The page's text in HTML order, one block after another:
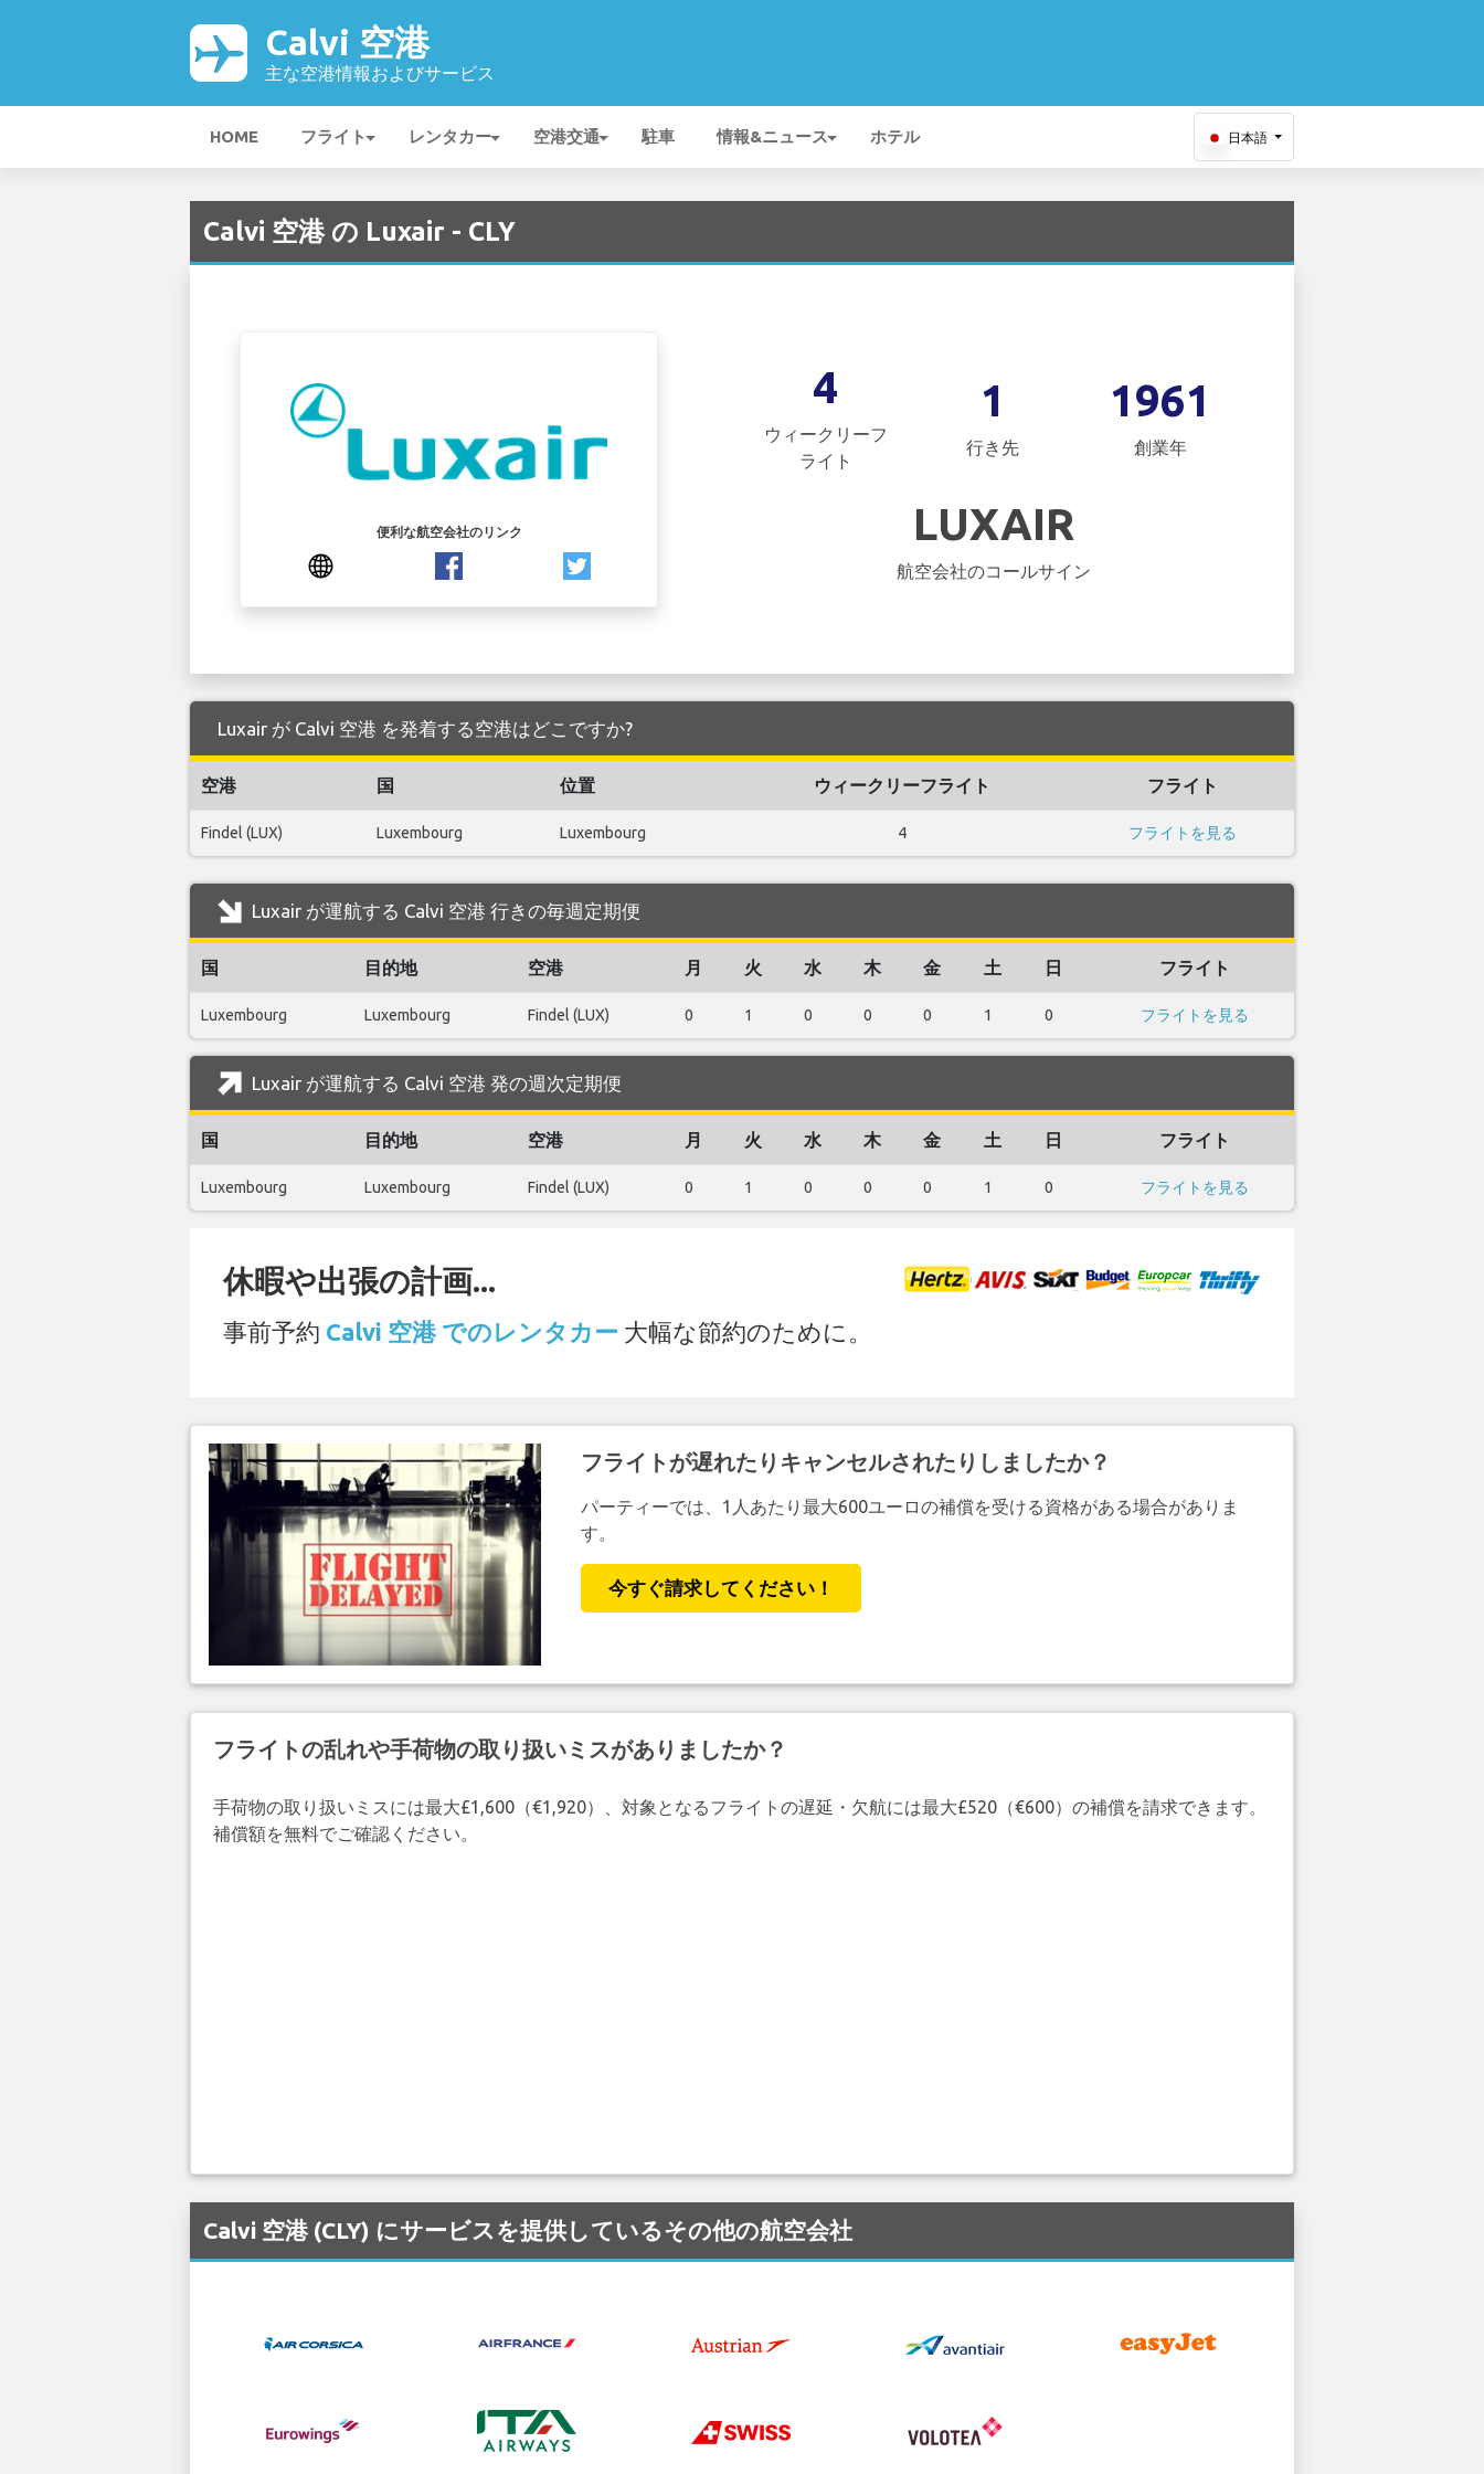
Calvi 空港
主な空港情報およびサービス
HOME フライト レンタカー 空港交通 駐車 情報&ニュース ホテル 日本語
Calvi 空港 の Luxair - CLY
便利な航空会社のリンク
4
ウィークリーフ
ライト
1
行き先
1961
創業年
LUXAIR
航空会社のコールサイン
Luxair が Calvi 空港 を発着する空港はどこですか?
空港 国 位置 ウィークリーフライト フライト
Findel (LUX) Luxembourg Luxembourg 4 フライトを見る
Luxair が運航する Calvi 空港 行きの毎週定期便
国 目的地 空港 月 火 水 木 金 土 日 フライト
Luxembourg Luxembourg Findel (LUX) 0 1 0 0 0 1 0 フライトを見る
Luxair が運航する Calvi 空港 発の週次定期便
国 目的地 空港 月 火 水 木 金 土 日 フライト
Luxembourg Luxembourg Findel (LUX) 0 1 0 0 0 1 0 フライトを見る
休暇や出張の計画...
事前予約 Calvi 空港 でのレンタカー 大幅な節約のために。
フライトが遅れたりキャンセルされたりしましたか？
パーティーでは、1人あたり最大600ユーロの補償を受ける資格がある場合がありま
す。
今すぐ請求してください！
フライトの乱れや手荷物の取り扱いミスがありましたか？
手荷物の取り扱いミスには最大£1,600（€1,920）、対象となるフライトの遅延・欠航には最大£520（€600）の補償を請求できます。
補償額を無料でご確認ください。
Calvi 空港 (CLY) にサービスを提供しているその他の航空会社